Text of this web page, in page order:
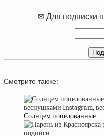
✉ Для подписки
Смотрите также:
Солнцем поцелованные